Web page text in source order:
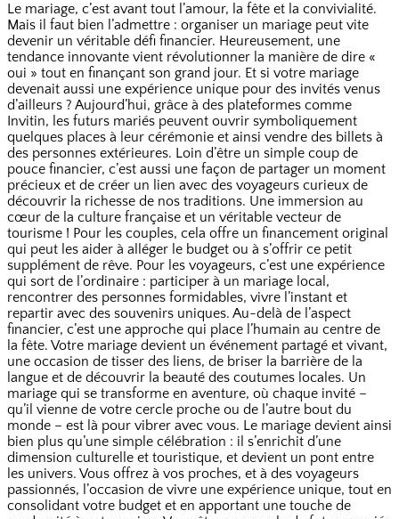
Le mariage, c’est avant tout l’amour, la fête et la convivialité.
Mais il faut bien l’admettre : organiser un mariage peut vite
devenir un véritable défi financier. Heureusement, une
tendance innovante vient révolutionner la manière de dire «
oui » tout en finançant son grand jour. Et si votre mariage
devenait aussi une expérience unique pour des invités venus
d’ailleurs ? Aujourd’hui, grâce à des plateformes comme
Invitin, les futurs mariés peuvent ouvrir symboliquement
quelques places à leur cérémonie et ainsi vendre des billets à
des personnes extérieures. Loin d’être un simple coup de
pouce financier, c’est aussi une façon de partager un moment
précieux et de créer un lien avec des voyageurs curieux de
découvrir la richesse de nos traditions. Une immersion au
cœur de la culture française et un véritable vecteur de
tourisme ! Pour les couples, cela offre un financement original
qui peut les aider à alléger le budget ou à s’offrir ce petit
supplément de rêve. Pour les voyageurs, c’est une expérience
qui sort de l’ordinaire : participer à un mariage local,
rencontrer des personnes formidables, vivre l’instant et
repartir avec des souvenirs uniques. Au-delà de l’aspect
financier, c’est une approche qui place l’humain au centre de
la fête. Votre mariage devient un événement partagé et vivant,
une occasion de tisser des liens, de briser la barrière de la
langue et de découvrir la beauté des coutumes locales. Un
mariage qui se transforme en aventure, où chaque invité –
qu’il vienne de votre cercle proche ou de l’autre bout du
monde – est là pour vibrer avec vous. Le mariage devient ainsi
bien plus qu’une simple célébration : il s’enrichit d’une
dimension culturelle et touristique, et devient un pont entre
les univers. Vous offrez à vos proches, et à des voyageurs
passionnés, l’occasion de vivre une expérience unique, tout en
consolidant votre budget et en apportant une touche de